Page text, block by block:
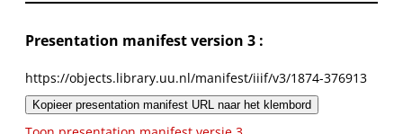
Presentation manifest version 3 :
https://objects.library.uu.nl/manifest/iiif/v3/1874-376913
Kopieer presentation manifest URL naar het klembord